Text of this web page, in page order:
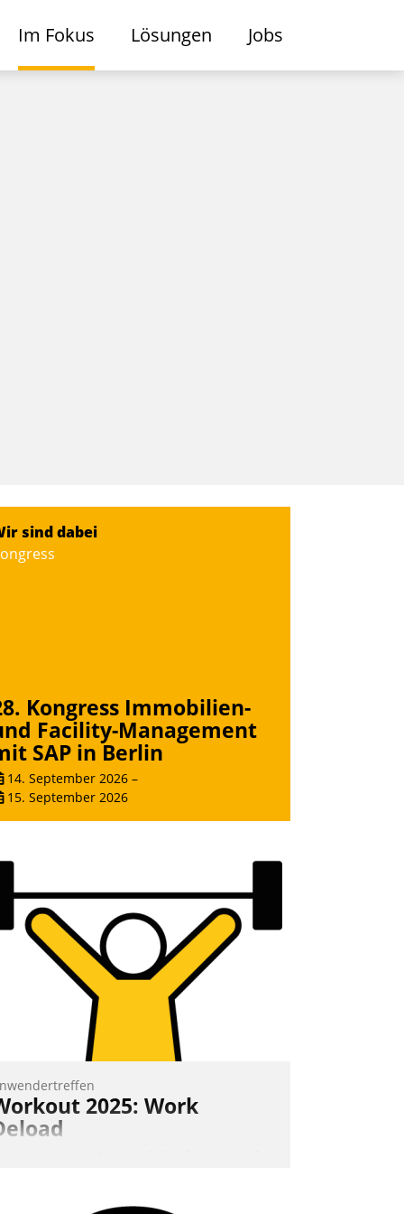
Im Fokus Lösungen Jobs
sind dabei
Kongress Immobilien-
Facility-Management
SAP in Berlin
14. September 2026 –
15. September 2026
2025: Work